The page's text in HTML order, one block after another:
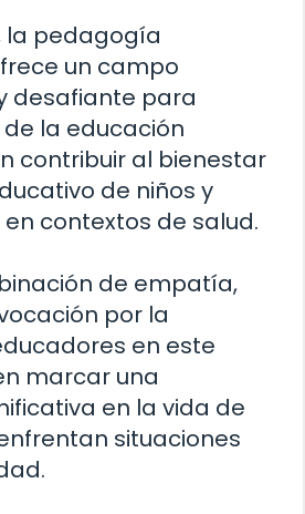
la pedagogía
un campo
desafiante para
la educación
contribuir al bienestar
de niños y
contextos de salud.
de empatía,
por la
en este
marcar una
en la vida de
situaciones